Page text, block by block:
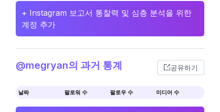
+ Instagram 보고서 통찰력 및 심층 분석을 위한
계정 추가
@megryan의 과거 통계 공유하기
날짜 팔로워 수 팔로우 수 미디어 수